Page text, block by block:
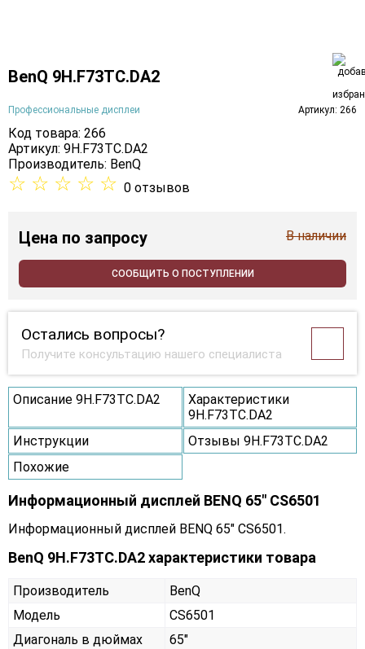
BenQ 9H.F73TC.DA2
Профессиональные дисплеи Артикул: 266
Код товара: 266
Артикул: 9H.F73TC.DA2
Производитель: BenQ
☆ ☆ ☆ ☆ ☆ 0 отзывов
Цена по запросу В наличии
СООБЩИТЬ О ПОСТУПЛЕНИИ
Остались вопросы?
Получите консультацию нашего специалиста
Описание 9H.F73TC.DA2
Характеристики
9H.F73TC.DA2
Инструкции
Отзывы 9H.F73TC.DA2
Похожие
Информационный дисплей BENQ 65" CS6501
Информационный дисплей BENQ 65" CS6501.
BenQ 9H.F73TC.DA2 характеристики товара
Производитель
BenQ
Модель
CS6501
Диагональ в дюймах
65"